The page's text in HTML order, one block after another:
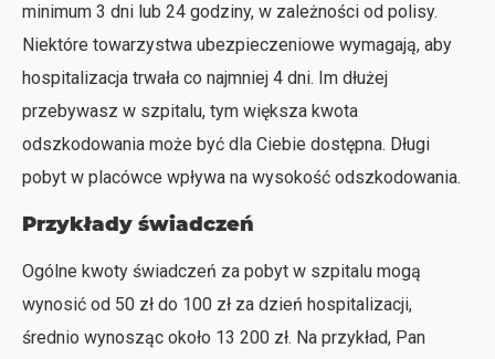
minimum 3 dni lub 24 godziny, w zależności od polisy.
Niektóre towarzystwa ubezpieczeniowe wymagają, aby
hospitalizacja trwała co najmniej 4 dni. Im dłużej
przebywasz w szpitalu, tym większa kwota
odszkodowania może być dla Ciebie dostępna. Długi
pobyt w placówce wpływa na wysokość odszkodowania.
Przykłady świadczeń
Ogólne kwoty świadczeń za pobyt w szpitalu mogą
wynosić od 50 zł do 100 zł za dzień hospitalizacji,
średnio wynosząc około 13 200 zł. Na przykład, Pan